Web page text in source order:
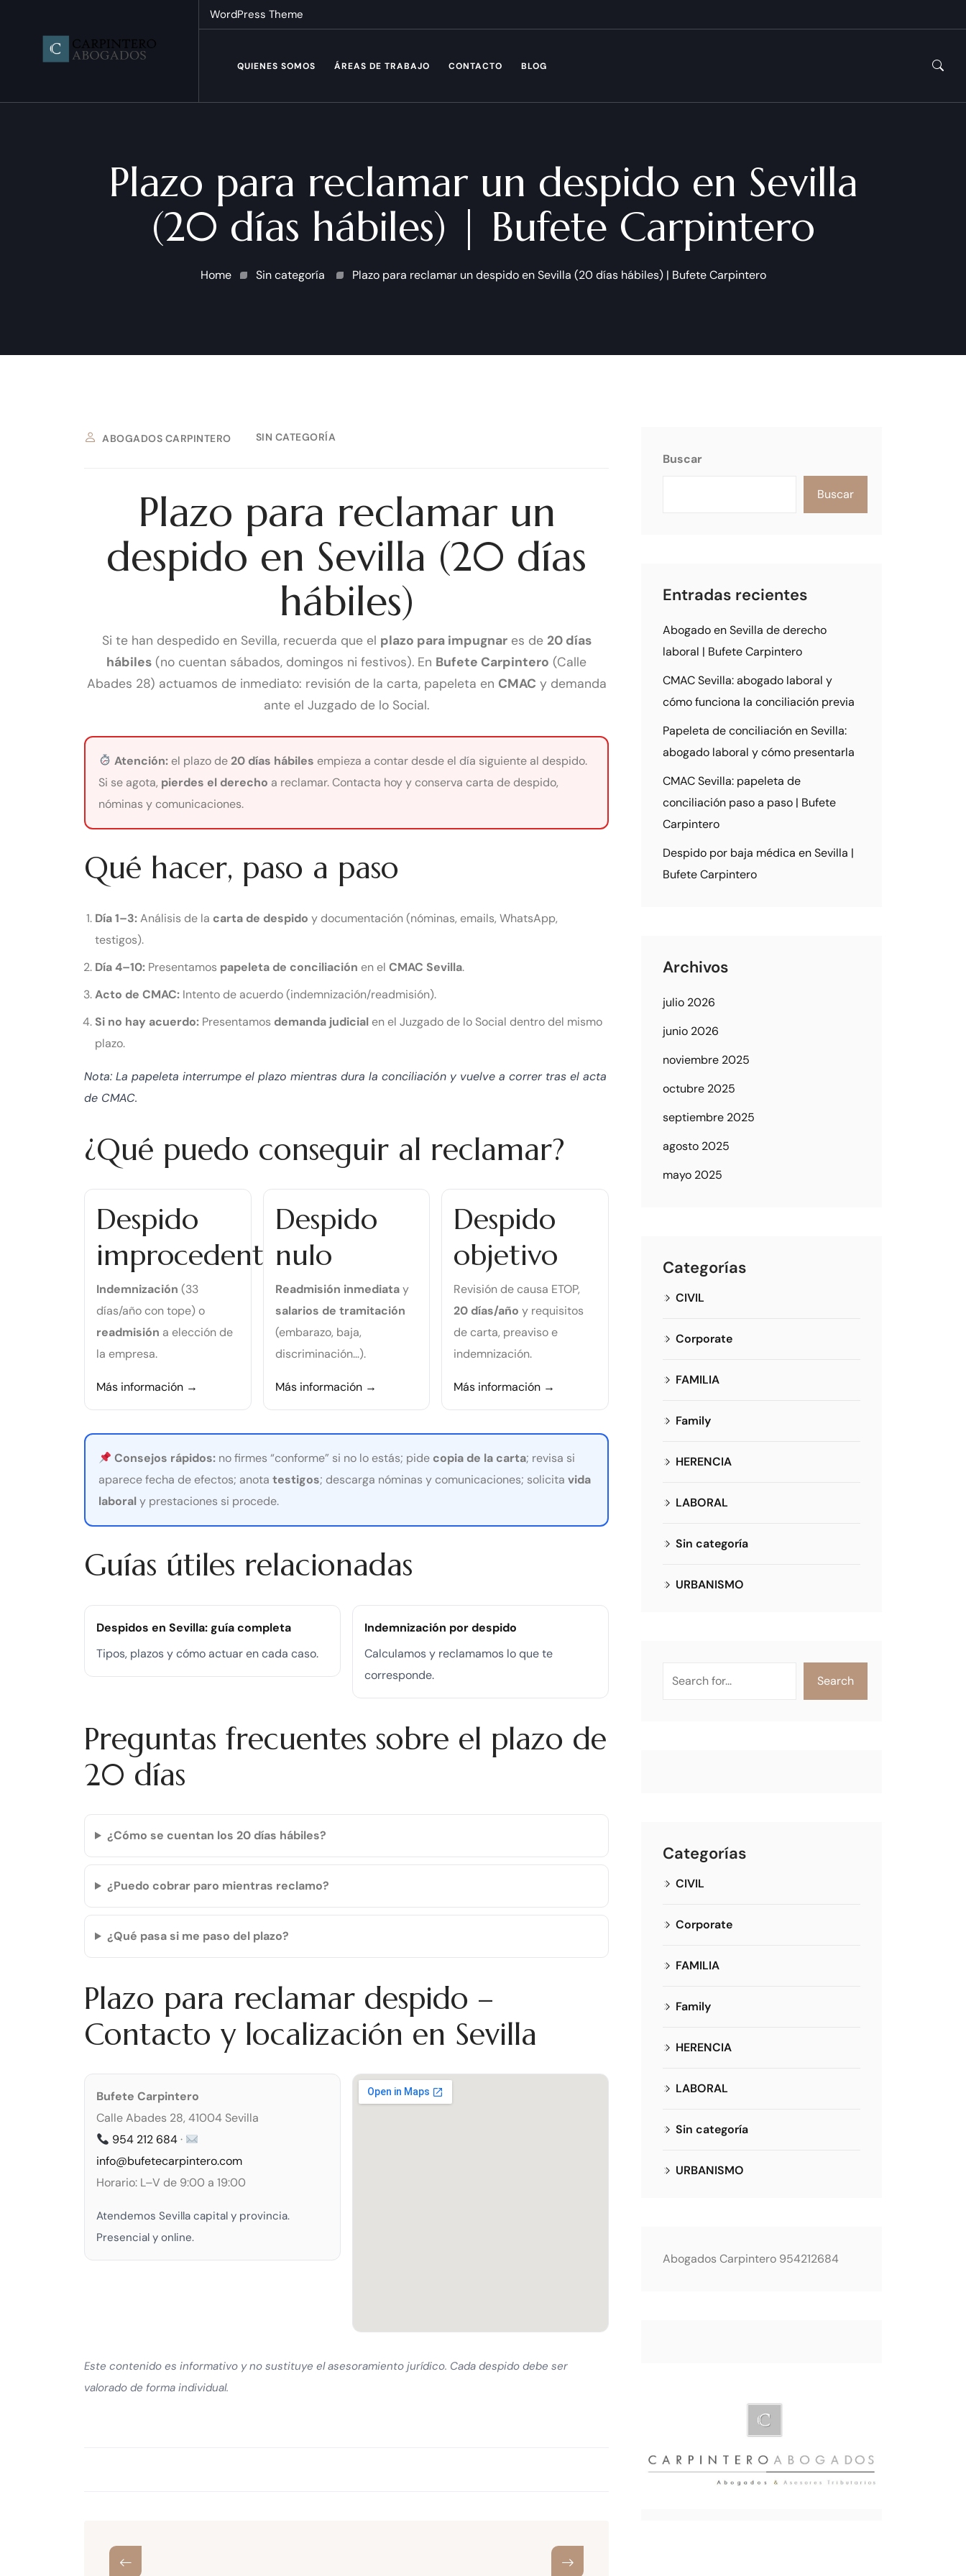
WordPress Theme
QUIENES SOMOS ÁREAS DE TRABAJO CONTACTO BLOG
Plazo para reclamar un despido en Sevilla
(20 días hábiles) | Bufete Carpintero
Home Sin categoría Plazo para reclamar un despido en Sevilla (20 días hábiles) | Bufete Carpintero
ABOGADOS CARPINTERO SIN CATEGORÍA
Plazo para reclamar un
despido en Sevilla (20 días
hábiles)
Si te han despedido en Sevilla, recuerda que el plazo para impugnares de 20 días
hábiles (no cuentan sábados, domingos ni festivos). En Bufete Carpintero (Calle
Abades 28) actuamos de inmediato: revisión de la carta, papeleta en CMAC y demanda
ante el Juzgado de lo Social.
Atención: el plazo de20 días hábiles empieza a contar desde el día siguiente al despido.
Si se agota, pierdes el derecho a reclamar. Contacta hoy y conserva carta de despido,
nóminas y comunicaciones.
Qué hacer, paso a paso
Día 1–3:Análisis de la carta de despido y documentación (nóminas, emails, WhatsApp,
testigos).
Día 4–10: Presentamos papeleta de conciliación en el CMAC Sevilla.
Acto de CMAC: Intento de acuerdo (indemnización/readmisión).
Si no hay acuerdo: Presentamos demanda judicial en el Juzgado de lo Social dentro del mismo
plazo.
Nota: La papeleta interrumpe el plazo mientras dura la conciliación y vuelve a correr tras el acta
de CMAC.
¿Qué puedo conseguir al reclamar?
Despido
improcedente
Indemnización (33
días/año con tope) o
readmisión a elección de
la empresa.
Más información →
Despido
nulo
Readmisión inmediatay
salarios de tramitación
(embarazo, baja,
discriminación…).
Más información →
Despido
objetivo
Revisión de causa ETOP,
20 días/año y requisitos
de carta, preaviso e
indemnización.
Más información →
Consejos rápidos: no firmes “conforme” si no lo estás; pide copia de la carta; revisa si
aparece fecha de efectos; anota testigos; descarga nóminas y comunicaciones; solicita vida
laboraly prestaciones si procede.
Guías útiles relacionadas
Despidos en Sevilla: guía completa
Tipos, plazos y cómo actuar en cada caso.
Indemnización por despido
Calculamos y reclamamos lo que te
corresponde.
Preguntas frecuentes sobre el plazo de
20 días
¿Cómo se cuentan los 20 días hábiles?
¿Puedo cobrar paro mientras reclamo?
¿Qué pasa si me paso del plazo?
Plazo para reclamar despido –
Contacto y localización en Sevilla
Bufete Carpintero
Calle Abades 28, 41004 Sevilla
954 212 684·
info@bufetecarpintero.com
Horario: L–V de 9:00 a 19:00
Atendemos Sevilla capital y provincia.
Presencial y online.
Este contenido es informativo y no sustituye el asesoramiento jurídico. Cada despido debe ser
valorado de forma individual.
Buscar
Buscar
Entradas recientes
Abogado en Sevilla de derecho
laboral | Bufete Carpintero
CMAC Sevilla: abogado laboral y
cómo funciona la conciliación previa
Papeleta de conciliación en Sevilla:
abogado laboral y cómo presentarla
CMAC Sevilla: papeleta de
conciliación paso a paso | Bufete
Carpintero
Despido por baja médica en Sevilla |
Bufete Carpintero
Archivos
julio 2026
junio 2026
noviembre 2025
octubre 2025
septiembre 2025
agosto 2025
mayo 2025
Categorías
CIVIL
Corporate
FAMILIA
Family
HERENCIA
LABORAL
Sin categoría
URBANISMO
Search
Categorías
CIVIL
Corporate
FAMILIA
Family
HERENCIA
LABORAL
Sin categoría
URBANISMO
Abogados Carpintero 954212684